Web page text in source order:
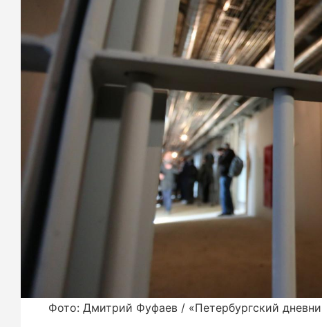
Фото: Дмитрий Фуфаев / «Петербургский